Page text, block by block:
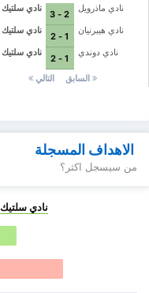
نادي سلتيك
2 - 3
نادي ماذرويل
نادي سلتيك
1 - 2
نادي هيبرنيان
نادي سلتيك
1 - 2
نادي دوندي
السابق التالي
الاهداف المسجلة
من سيسجل اكثر؟
نادي سلتيك